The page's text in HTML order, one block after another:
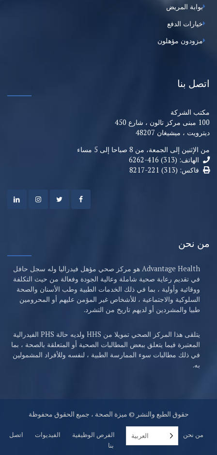
بوابة المريض
خيارات الدفع
مزودون مؤهلون
اتصل بنا
مكتب الشركة
100 مبنى مركز تالون ، شارع 450
ديترويت ، ميشيغان 48207
من الإثنين إلى الجمعة، من 8 صباحا إلى 5 مساء
الهاتف: (313) 416-6262
فاكس: (313) 221-8217
من نحن
Advantage Health هو مركز صحي مؤهل فيدراليا وله سجل حافل
في تقديم رعاية صحية شاملة وعالية الجودة وفعالة من حيث التكلفة
ووقائية وأولية ، بما في ذلك الخدمات الطبية وطب الأسنان والصحة
السلوكية والاجتماعية ، للأشخاص غير المؤمن عليهم أو المحرومين
طبيا والمشردين أو لديهم تاريخ من التشرد.
يتلقى هذا المركز الصحي تمويلا من HHS ولديه حالة PHS الفيدرالية
المعتبرة فيما يتعلق ببعض المطالبات الصحية أو المتعلقة بالصحة ، بما
في ذلك مطالبات سوء الممارسة الطبية ، لنفسه وللأفراد المشمولين
به.
حقوق الطبع والنشر © ميزة الصحة ، جميع الحقوق محفوظة
من نحن خدمات مواقع الفرص الوظيفية الفيديوات
اتصل
بنا
العربية‏